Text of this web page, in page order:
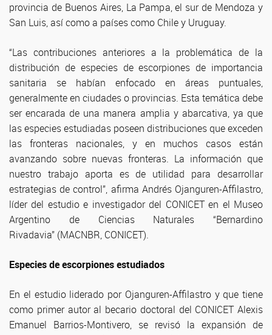
provincia de Buenos Aires, La Pampa, el sur de Mendoza y
San Luis, así como a países como Chile y Uruguay.
“Las contribuciones anteriores a la problemática de la
distribución de especies de escorpiones de importancia
sanitaria se habían enfocado en áreas puntuales,
generalmente en ciudades o provincias. Esta temática debe
ser encarada de una manera amplia y abarcativa, ya que
las especies estudiadas poseen distribuciones que exceden
las fronteras nacionales, y en muchos casos están
avanzando sobre nuevas fronteras. La información que
nuestro trabajo aporta es de utilidad para desarrollar
estrategias de control”, afirma Andrés Ojanguren-Affilastro,
líder del estudio e investigador del CONICET en el Museo
Argentino de Ciencias Naturales “Bernardino
Rivadavia” (MACNBR, CONICET).
Especies de escorpiones estudiados
En el estudio liderado por Ojanguren-Affilastro y que tiene
como primer autor al becario doctoral del CONICET Alexis
Emanuel Barrios-Montivero, se revisó la expansión de